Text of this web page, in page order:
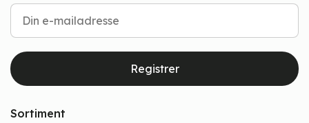
Registrer
Sortiment